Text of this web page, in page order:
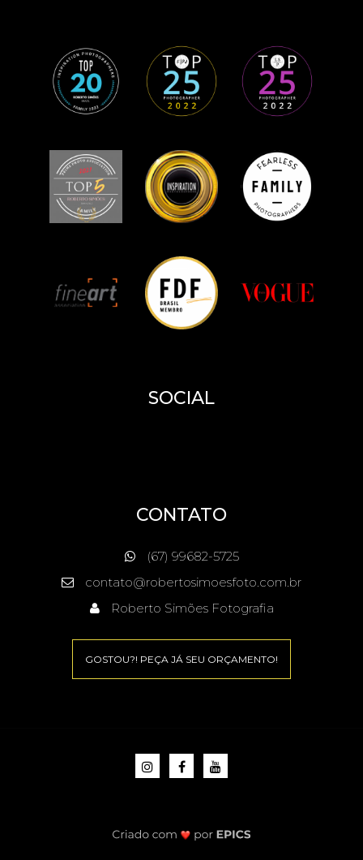
SOCIAL
CONTATO
(67) 99682-5725
contato@robertosimoesfoto.com.br
Roberto Simões Fotografia
GOSTOU?! PEÇA JÁ SEU ORÇAMENTO!